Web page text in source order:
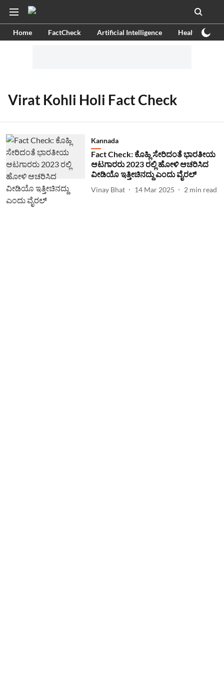
Home FactCheck Artificial Intelligence Health
Virat Kohli Holi Fact Check
Kannada
Fact Check: ಕೊಹ್ಲಿ ಸೇರಿದಂತೆ ಭಾರತೀಯ
ಆಟಗಾರರು 2023 ರಲ್ಲಿ ಹೋಳಿ ಆಚರಿಸಿದ
ವೀಡಿಯೊ ಇತ್ತೀಚಿನದ್ದು ಎಂದು ವೈರಲ್
Vinay Bhat 14 Mar 2025 2 min read